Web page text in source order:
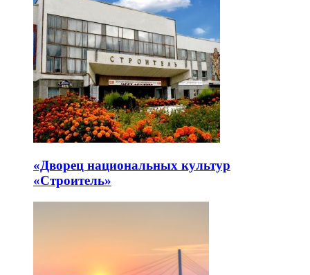
«Дворец национальных культур
«Строитель»